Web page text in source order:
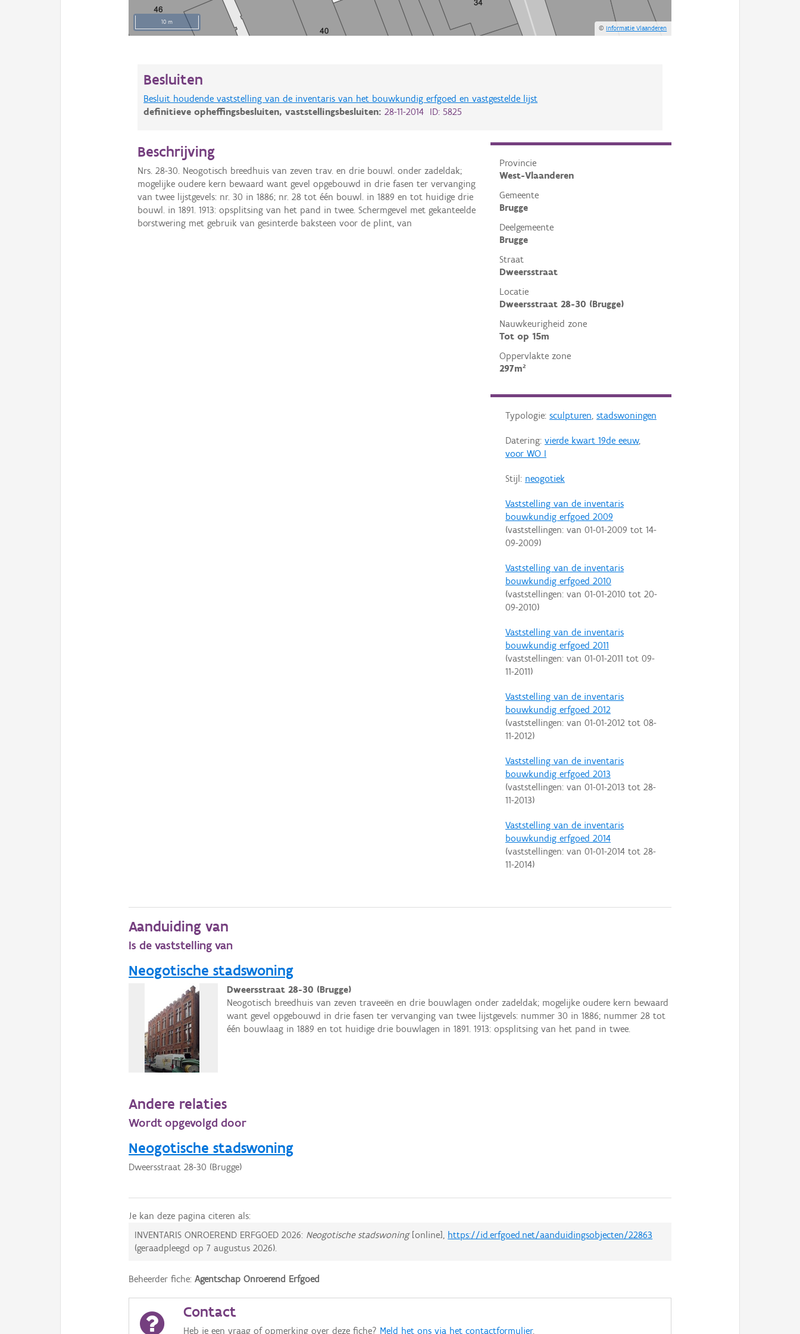
10 m
©Informatie Vlaanderen
Besluiten
Besluit houdende vaststelling van de inventaris van het bouwkundig erfgoed en vastgestelde lijst
definitieve opheffingsbesluiten,vaststellingsbesluiten:28-11-2014 ID: 5825
Provincie
West-Vlaanderen
Gemeente
Brugge
Deelgemeente
Brugge
Straat
Dweersstraat
Locatie
Dweersstraat 28-30 (Brugge)
Nauwkeurigheid zone
Tot op 15m
Oppervlakte zone
297m²
Typologie: sculpturen, stadswoningen
Datering: vierde kwart 19de eeuw,
voor WO I
Stijl: neogotiek
Vaststelling van de inventaris
bouwkundig erfgoed 2009
(vaststellingen: van 01-01-2009 tot 14-
09-2009)
Vaststelling van de inventaris
bouwkundig erfgoed 2010
(vaststellingen: van 01-01-2010 tot 20-
09-2010)
Vaststelling van de inventaris
bouwkundig erfgoed 2011
(vaststellingen: van 01-01-2011 tot 09-
11-2011)
Vaststelling van de inventaris
bouwkundig erfgoed 2012
(vaststellingen: van 01-01-2012tot 08-
11-2012)
Vaststelling van de inventaris
bouwkundig erfgoed 2013
(vaststellingen: van 01-01-2013 tot 28-
11-2013)
Vaststelling van de inventaris
bouwkundig erfgoed 2014
(vaststellingen: van 01-01-2014tot 28-
11-2014)
Beschrijving
Nrs. 28-30. Neogotisch breedhuis van zeven trav. en drie bouwl. onder zadeldak;
mogelijke oudere kern bewaard want gevel opgebouwd in drie fasen ter vervanging
van twee lijstgevels: nr. 30 in 1886; nr. 28 tot één bouwl. in 1889 en tot huidige drie
bouwl. in 1891. 1913: opsplitsing van het pand in twee. Schermgevel met gekanteelde
borstwering met gebruik van gesinterde baksteen voor de plint, van
Aanduiding van
Is de vaststelling van
Neogotische stadswoning
Dweersstraat 28-30 (Brugge)
Neogotisch breedhuis van zeven traveeën en drie bouwlagen onder zadeldak; mogelijke oudere kern bewaard
want gevel opgebouwd in drie fasen ter vervanging van twee lijstgevels: nummer 30 in 1886; nummer 28 tot
één bouwlaag in 1889 en tot huidige drie bouwlagen in 1891. 1913: opsplitsing van het pand in twee.
Andere relaties
Wordt opgevolgd door
Neogotische stadswoning
Dweersstraat 28-30 (Brugge)
Je kan deze pagina citeren als:
INVENTARIS ONROEREND ERFGOED 2026: Neogotische stadswoning[online], https://id.erfgoed.net/aanduidingsobjecten/22863
(geraadpleegd op7 augustus 2026).
Beheerder fiche:Agentschap Onroerend Erfgoed
Contact
Heb je een vraag of opmerking over deze fiche? Meld het ons via het contactformulier.